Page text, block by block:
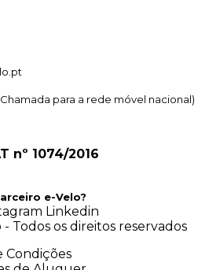
para a rede móvel nacional)
nº 1074/2016
e-Velo?
Linkedin
Todos os direitos reservados
Condições